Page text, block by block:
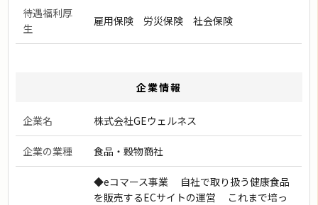
待遇福利厚
生
雇用保険 労災保険 社会保険
企業情報
企業名 株式会社GEウェルネス
企業の業種 食品・穀物商社
◆eコマース事業 自社で取り扱う健康食品
を販売するECサイトの運営 これまで培っ